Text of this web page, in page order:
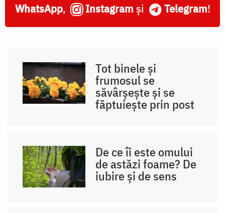
WhatsApp, Instagram și Telegram!
Tot binele și
frumosul se
săvârșește și se
făptuiește prin post
De ce îi este omului
de astăzi foame? De
iubire și de sens